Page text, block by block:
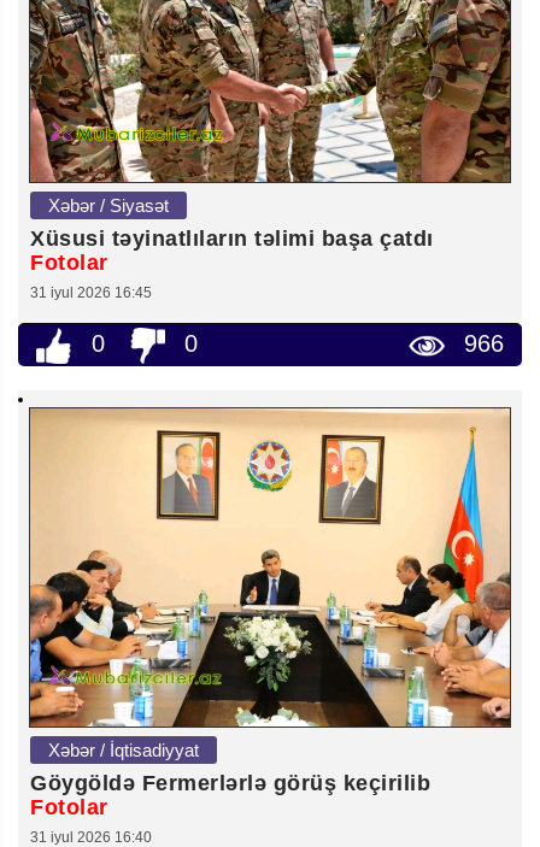
Xəbər / Siyasət
Xüsusi təyinatlıların təlimi başa çatdı
Fotolar
31 iyul 2026 16:45
0 0 966
Xəbər / İqtisadiyyat
Göygöldə Fermerlərlə görüş keçirilib
Fotolar
31 iyul 2026 16:40